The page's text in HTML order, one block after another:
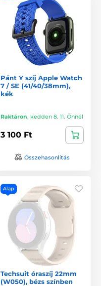
Pánt Y szíj Apple Watch
7 / SE (41/40/38mm),
kék
Raktáron, kedden 8. 11. Önnél
3 100 Ft
Összehasonlítás
Alap
Techsuit óraszíj 22mm
(W050), bézs színben